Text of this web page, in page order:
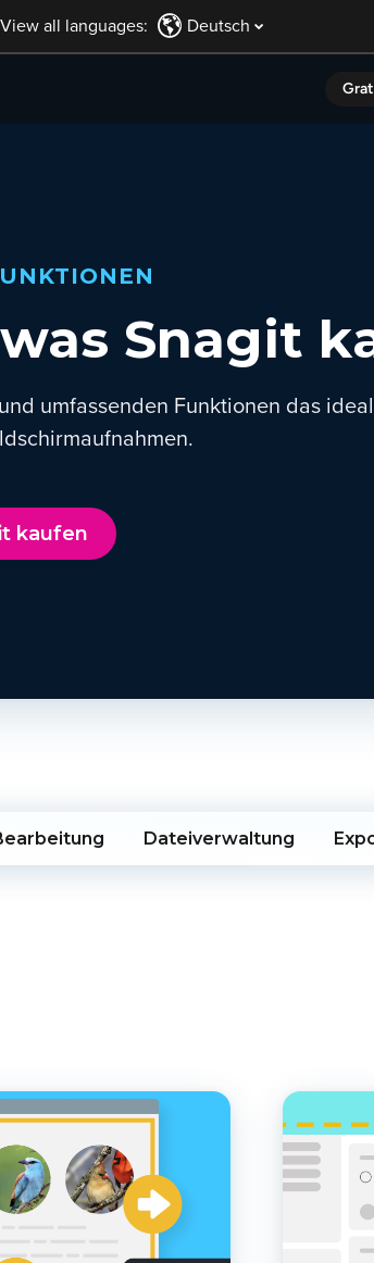
View all languages: Deutsch
Snagit
umfassenden Funktionen das
kaufen
Dateiverwaltung